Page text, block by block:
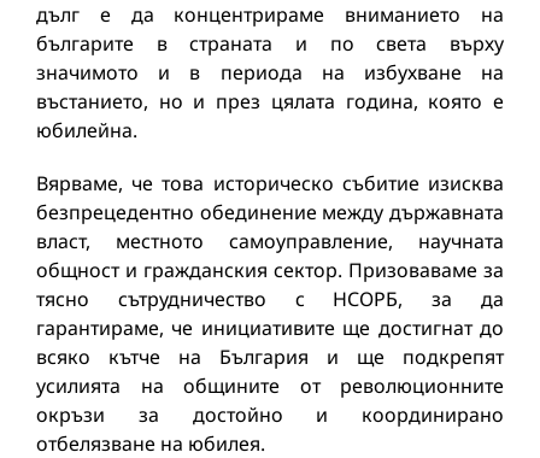
дълг е да концентрираме вниманието на
българите в страната и по света върху
значимото и в периода на избухване на
въстанието, но и през цялата година, която е
юбилейна.
Вярваме, че това историческо събитие изисква
безпрецедентно обединение между държавната
власт, местното самоуправление, научната
общност и гражданския сектор. Призоваваме за
тясно сътрудничество с НСОРБ, за да
гарантираме, че инициативите ще достигнат до
всяко кътче на България и ще подкрепят
усилията на общините от революционните
окръзи за достойно и координирано
отбелязване на юбилея.